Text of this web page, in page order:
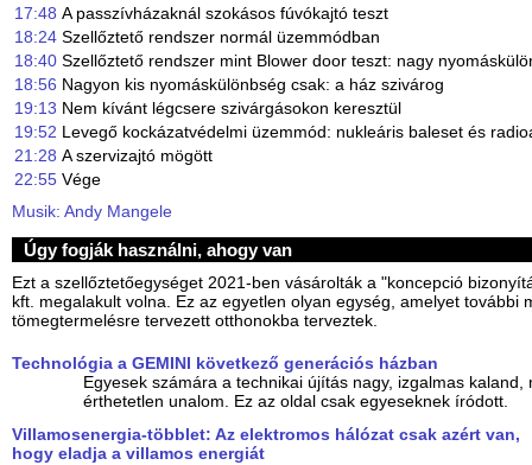
17:48 A passzívházaknál szokásos fúvókajtó teszt
18:24 Szellőztető rendszer normál üzemmódban
18:40 Szellőztető rendszer mint Blower door teszt: nagy
18:56 Nagyon kis nyomáskülönbség csak: a ház szivárog
19:13 Nem kívánt légcsere szivárgásokon keresztül
19:52 Levegő kockázatvédelmi üzemmód: nukleáris baleset és
21:28 A szervizajtó mögött
22:55 Vége
Musik: Andy Mangele
Úgy fogják használni, ahogy van
Ezt a szellőztetőegységet 2021-ben vásárolták a "koncepció
kft. megalakult volna. Ez az egyetlen olyan egység, amelyet további
tömegtermelésre tervezett otthonokba terveztek.
Technológia a GEMINI következő generációs házban
Egyesek számára a technikai újítás nagy, izgalmas kaland,
érthetetlen unalom. Ez az oldal csak egyeseknek íródott.
Villamosenergia-többlet: Az elektromos hálózat csak azért van,
hogy eladja a villamos energiát